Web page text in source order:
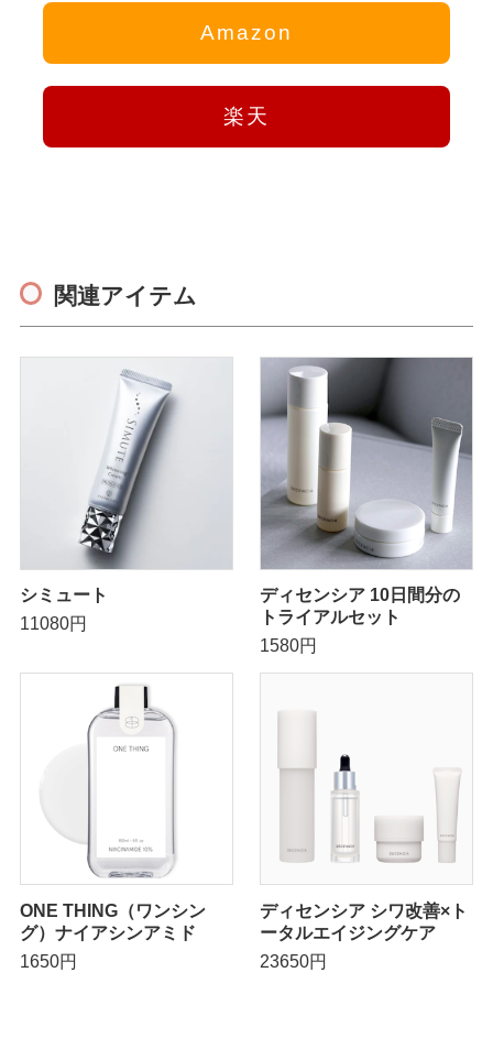
Amazon
楽天
関連アイテム
シミュート
11080円
ディセンシア 10日間分の
トライアルセット
1580円
ONE THING（ワンシン
グ）ナイアシンアミド
1650円
ディセンシア シワ改善×ト
ータルエイジングケア
23650円